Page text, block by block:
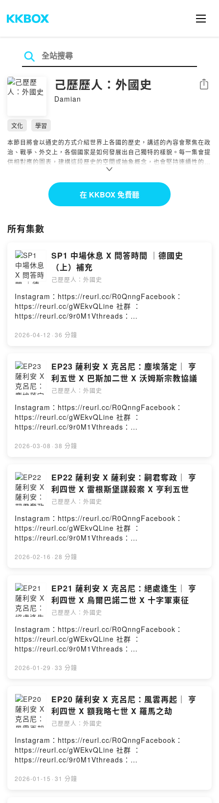
己歷歷人：外國史
Damian
分享
文化
學習
本節目將會以通史的方式介紹世界上各國的歷史，講述的內容會聚焦在政
治、戰爭、外交上，各個國家是如何發展出自己獨特的樣貌。每一集會提
供相對應的圖表，建構這段歷史的空間或抽象概念，也會堅持連續性的時
間序列，讓聽眾更能掌握到歷史發展的脈絡，如果有興趣了解其他國家的
歷史，本頻道能夠帶給你經過爬梳整理後的觀點及資料，期待我們可以一
起深入了解，在人文知識上得到收穫！
包含各季的問答時間、特別節目
第一季法國史已完結
EP01-EP02 羅馬與高盧
EP05-EP07 加洛林王朝
EP08-EP13 卡佩王朝
EP14-EP23 瓦盧瓦王朝
EP32-EP36 共和與帝國
EP01-EP03 殖民時代與獨立運動
EP04-EP12 從制憲到大眾民主化
EP13-EP18 西進運動與南北戰爭
EP19-EP22 鍍金年代與進步改革
EP23-EP29 兩次大戰與戰間期
EP30-EP37 冷戰、民權運動
第三季日本已完結
EP04-EP08 建國神話萌芽與奈良
EP09-EP15 平安京的藤原與院政
EP16-EP22 源平合戰到鎌倉幕府
EP23-EP26 室町幕府與南北朝
EP40-EP45 幕末動盪與攘夷開國
EP46-EP60 明治維新與對外擴張
EP61-EP69 大正民主與軍國崛起
第四季德國史連載中!!
Powered by Firstory Hosting
在 KKBOX 免費聽
所有集數
SP1 中場休息 X 問答時間 ｜德國史
（上）補充
己歷歷人：外國史
Instagram：https://reurl.cc/R0QnngFacebook：
https://reurl.cc/gWEkvQLine 社群 ：
https://reurl.cc/9r0M1Vthreads：
https://reurl.cc/YExd2l感謝所有聽眾朋友的提問，因為節
題目如下：1.效忠公國還是公爵？2.繳稅給對立國王？3.部
落公國的族群認同？4.封地作為姓氏的發展＊沒有首都是
甚麼概念？5.東西法蘭克走向的比較＊中央集權的阻礙是
什麼？6.啟蒙時代的批評是否公道？Powered by Firstory
Hosting
2026-04-12 · 36 分鐘
EP23 薩利安 X 克呂尼：塵埃落定｜ 亨
利五世 X 巴斯加二世 X 沃姆斯宗教協議
己歷歷人：外國史
Instagram：https://reurl.cc/R0QnngFacebook：
https://reurl.cc/gWEkvQLine 社群 ：
https://reurl.cc/9r0M1Vthreads：
https://reurl.cc/YExd2l章節提示：1. 理解父親到成為父
本集故事的年代為西元1106-1125年－－－－－－－－－
－－－－－－－－－本集人名及專有名詞簡介如下：教
皇：巴斯加二世法蘭西國王(舊)：腓力一世法蘭西國王
(新)：路易六世英格蘭國王：亨利一世英格蘭公主：瑪蒂爾
達安茹伯爵：若弗魯瓦五世阿勒曼尼亞公爵：腓特烈二世
巴伐利亞公爵：韋爾夫五世薩克森公爵：洛泰爾三世
Powered by Firstory Hosting
2026-03-08 · 38 分鐘
EP22 薩利安 X 薩利安：嗣君奪政｜ 亨
利四世 X 雷根斯堡謀殺案 X 亨利五世
己歷歷人：外國史
Instagram：https://reurl.cc/R0QnngFacebook：
https://reurl.cc/gWEkvQLine 社群 ：
https://reurl.cc/9r0M1Vthreads：
https://reurl.cc/YExd2l章節提示：1. 十字軍的反猶暴行
－－－－－－－－－－本集人名及專有名詞簡介如下：美
茵茲大主教：魯特哈德烏爾巴諾二世繼任教皇：巴斯加二
世對立教皇繼承人：迪奧多里克出言不遜的伯爵：西格哈
德馬格德堡大主教：阿瑟爾的亨利奧地利藩侯：利奧波德
三世亨利五世的姐姐：阿格尼絲波希米亞公爵：博里沃伊
Powered by Firstory Hosting
2026-02-16 · 28 分鐘
EP21 薩利安 X 克呂尼：絕處逢生｜ 亨
利四世 X 烏爾巴諾二世 X 十字軍東征
己歷歷人：外國史
Instagram：https://reurl.cc/R0QnngFacebook：
https://reurl.cc/gWEkvQLine 社群 ：
https://reurl.cc/9r0M1Vthreads：
https://reurl.cc/YExd2l章節提示：1. 旗開得勝的遠征2.
為西元1090-1098年－－－－－－－－－－－－－－－－
－－本集人名及專有名詞簡介如下：米蘭大主教：阿努爾
夫三世克恩頓公爵：亨利三世東羅馬皇帝：阿列克謝一世
塞爾柱土耳其蘇丹：馬立克沙一世Powered by Firstory
Hosting
2026-01-29 · 33 分鐘
EP20 薩利安 X 克呂尼：風雲再起｜ 亨
利四世 X 額我略七世 X 羅馬之劫
己歷歷人：外國史
Instagram：https://reurl.cc/R0QnngFacebook：
https://reurl.cc/gWEkvQLine 社群 ：
https://reurl.cc/9r0M1Vthreads：
https://reurl.cc/YExd2l章節提示：1. 瑪蒂爾達的挫敗2.
2026-01-15 · 31 分鐘